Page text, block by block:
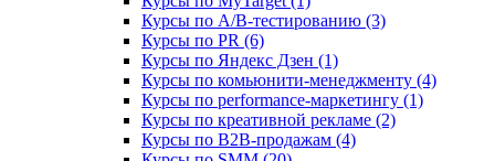
Курсы по A/B-тестированию (3)
Курсы по PR (6)
Курсы по Яндекс Дзен (1)
Курсы по комьюнити-менеджменту (4)
Курсы по performance-маркетингу (1)
Курсы по креативной рекламе (2)
Курсы по B2B-продажам (4)